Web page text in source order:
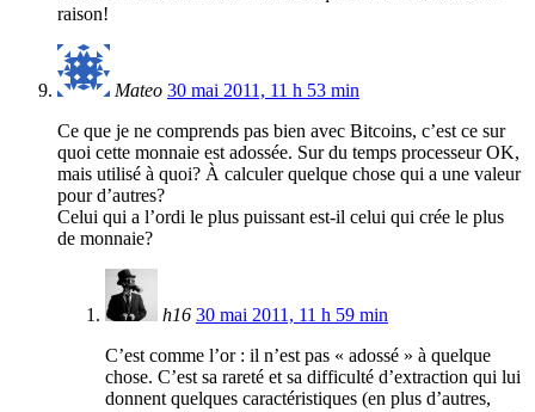
raison!
Mateo 30 mai 2011, 11 h 53 min
Ce que je ne comprends pas bien avec Bitcoins, c’est ce sur
quoi cette monnaie est adossée. Sur du temps processeur OK,
mais utilisé à quoi? À calculer quelque chose qui a une valeur
pour d’autres?
Celui qui a l’ordi le plus puissant est-il celui qui crée le plus
de monnaie?
h16 30 mai 2011, 11 h 59 min
C’est comme l’or : il n’est pas « adossé » à quelque
chose. C’est sa rareté et sa difficulté d’extraction qui lui
donnent quelques caractéristiques (en plus d’autres,